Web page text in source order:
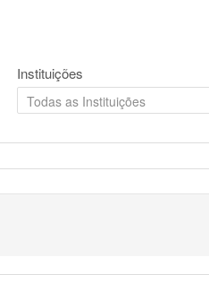
Instituições